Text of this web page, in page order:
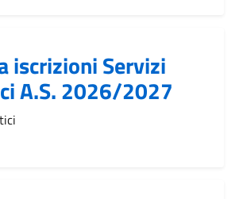
iscrizioni Servizi
A.S. 2026/2027